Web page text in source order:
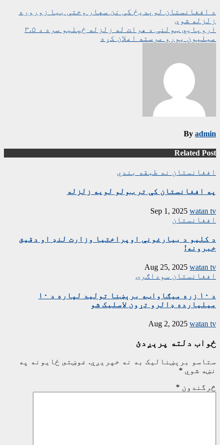
ليکنه
چليدنه
د افغانستان لوېدیځ کې نن سهار وختې بیا زوروره
زلزله شوې
اروپايي ټولنې د هرات له زلزله ځپلیو سره د ۳.۵
میلیون یورو مرسته اعلان کړه
By admin
Related Post
افغانستان نه طبقه بندي
په افغانستان کې تر ټولو لویه زلزله
Sep 1, 2025 watan tv
افغانستان
د کلیو د بیارغونې اوپراختیا وزارت لنډ او دقیق
خبرونه!
Aug 25, 2025 watan tv
افغانستان سوداګرۍ
د ۱۰ زره میګاواټه برېښنا تولید لپاره د ۱۰
میلیارده ډالرو تړون لاسلیک شو
Aug 2, 2025 watan tv
ځواب دلته پرېږدئ
ستاسو برېښناليک به نه خپريږي. غوښتى ځایونه په
نښه شوي *
څرگندون *